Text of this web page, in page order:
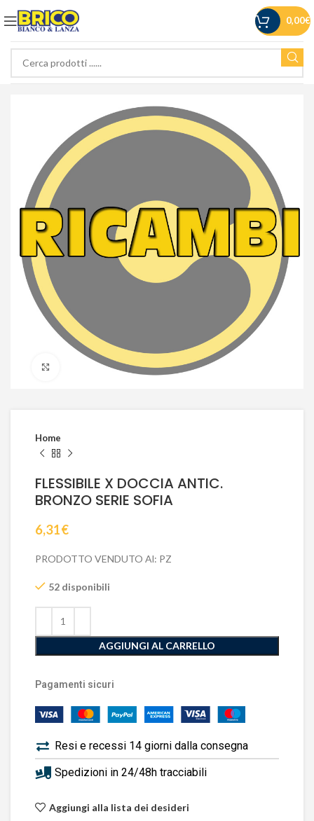
0,00€
Click to enlarge
Home
FLESSIBILE X DOCCIA ANTIC.
BRONZO SERIE SOFIA
6,31€
PRODOTTO VENDUTO Al: PZ
52 disponibili
AGGIUNGI AL CARRELLO
Pagamenti sicuri
Resi e recessi 14 giorni dalla consegna
Spedizioni in 24/48h tracciabili
Aggiungi alla lista dei desideri